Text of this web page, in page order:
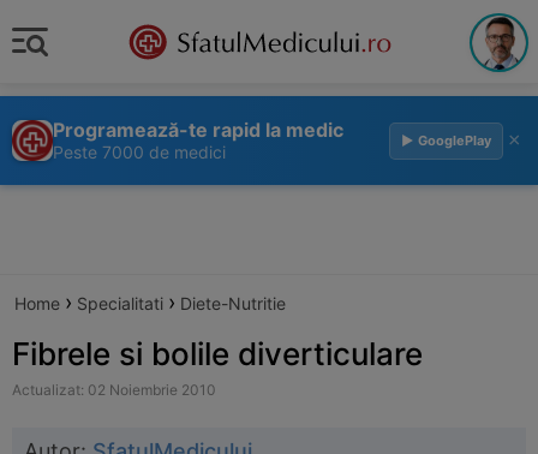
Programează-te rapid la medic
Peste 7000 de medici
▶ GooglePlay ×
Home › Specialitati › Diete-Nutritie
Fibrele si bolile diverticulare
Actualizat: 02 Noiembrie 2010